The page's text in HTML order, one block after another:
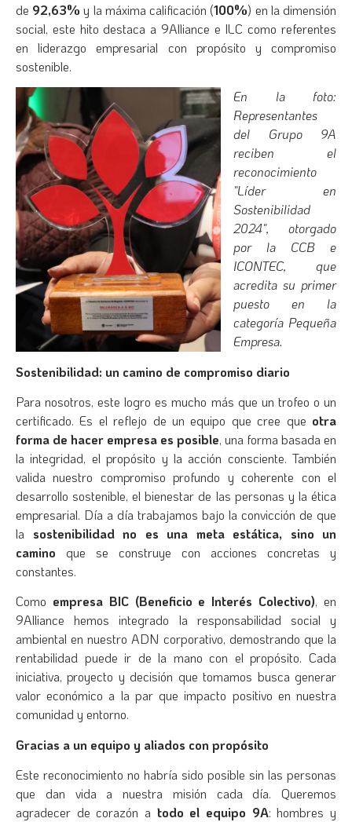
de 92,63% y la máxima calificación (100%) en la dimensión
social, este hito destaca a 9Alliance e ILC como referentes
en liderazgo empresarial con propósito y compromiso
sostenible.
En la foto:
Representantes
del Grupo 9A
reciben el
reconocimiento
"Líder en
Sostenibilidad
2024", otorgado
por la CCB e
ICONTEC, que
acredita su primer
puesto en la
categoría Pequeña
Empresa.
Sostenibilidad: un camino de compromiso diario
Para nosotros, este logro es mucho más que un trofeo o un
certificado. Es el reflejo de un equipo que cree que otra
forma de hacer empresa es posible, una forma basada en
la integridad, el propósito y la acción consciente. También
valida nuestro compromiso profundo y coherente con el
desarrollo sostenible, el bienestar de las personas y la ética
empresarial. Día a día trabajamos bajo la convicción de que
la sostenibilidad no es una meta estática, sino un
camino que se construye con acciones concretas y
constantes.
Como empresa BIC (Beneficio e Interés Colectivo), en
9Alliance hemos integrado la responsabilidad social y
ambiental en nuestro ADN corporativo, demostrando que la
rentabilidad puede ir de la mano con el propósito. Cada
iniciativa, proyecto y decisión que tomamos busca generar
valor económico a la par que impacto positivo en nuestra
comunidad y entorno.
Gracias a un equipo y aliados con propósito
Este reconocimiento no habría sido posible sin las personas
que dan vida a nuestra misión cada día. Queremos
agradecer de corazón a todo el equipo 9A: hombres y